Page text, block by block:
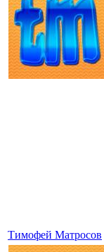
Тимофей Матросов